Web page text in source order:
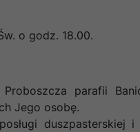
o godz. 18.00.
parafii
Jego osobę.
duszpasterskiej